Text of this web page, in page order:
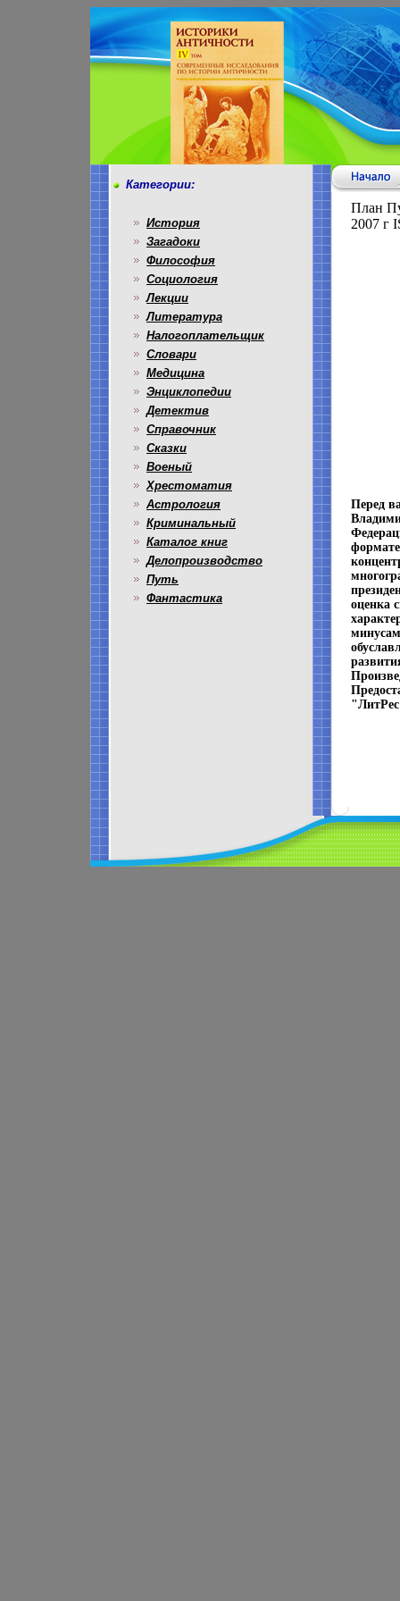
Категории:
История
Загадоки
Философия
Социология
Лекции
Литература
Налогоплательщик
Словари
Медицина
Энциклопедии
Детектив
Справочник
Сказки
Военый
Хрестоматия
Астрология
Криминальный
Каталог книг
Делопроизводство
Путь
Фантастика
План
2007 г
Перед
оценка